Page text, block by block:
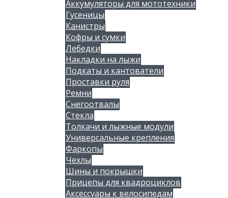
Аккумуляторы для мототехники
Гусеницы
Канистры
Кофры и сумки
Лебедки
Накладки на лыжи
Подкаты и кантователи
Проставки руля
Ремни
Снегоотвалы
Стекла
Толкачи и лыжные модули
Универсальные крепления
Фаркопы
Чехлы
Шины и покрышки
Прицепы для квадроциклов
Аксессуары к велосипедам